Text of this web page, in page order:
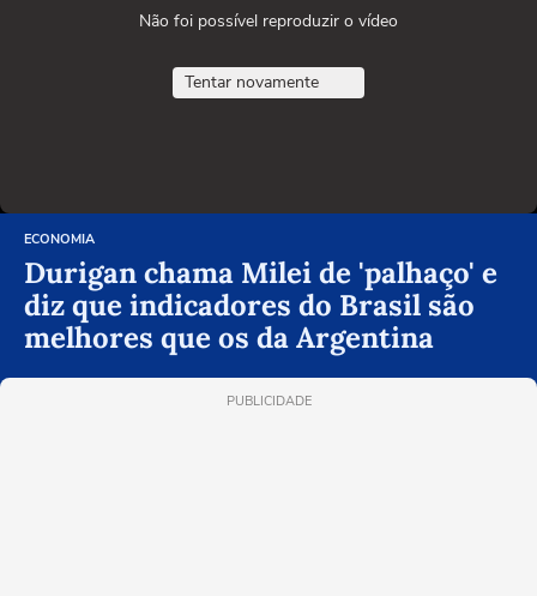
Não foi possível reproduzir o vídeo
Tentar novamente
ECONOMIA
Durigan chama Milei de 'palhaço' e
diz que indicadores do Brasil são
melhores que os da Argentina
PUBLICIDADE